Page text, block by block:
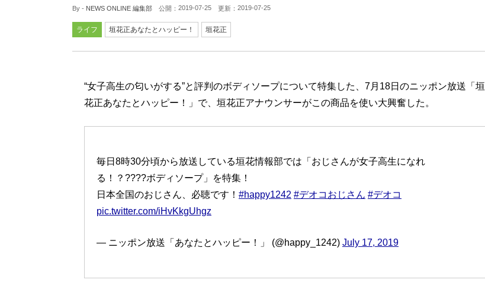
By - NEWS ONLINE 編集部 公開： 2019-07-25 更新： 2019-07-25
ライフ 垣花正あなたとハッピー！ 垣花正
“女子高生の匂いがする”と評判のボディソープについて特集した、7月18日のニッポン放送「垣
花正あなたとハッピー！」で、垣花正アナウンサーがこの商品を使い大興奮した。
毎日8時30分頃から放送している垣花情報部では「おじさんが女子高生になれ
る！？?‍??‍?ボディソープ」を特集！
日本全国のおじさん、必聴です！ #happy1242 #デオコおじさん #デオコ
pic.twitter.com/iHvKkgUhgz
— ニッポン放送「あなたとハッピー！」 (@happy_1242) July 17, 2019